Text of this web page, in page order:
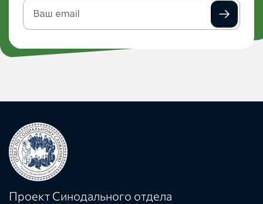
Подписка
на
Проект Синодального отдела